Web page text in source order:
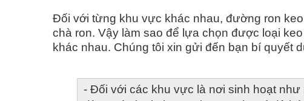
Đối với từng khu vực khác nhau, đường ron
chà ron. Vậy làm sao để lựa chọn được loại
khác nhau. Chúng tôi xin gửi đến bạn bí quyết
- Đối với các khu vực là nơi sinh hoạt